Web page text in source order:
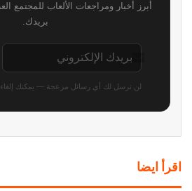
أبرز أخبار ومراجعات الألعاب
بريدك.
لن نرسل لك أي رسائل مزعجة — يمكنك
اقرأ ايضا